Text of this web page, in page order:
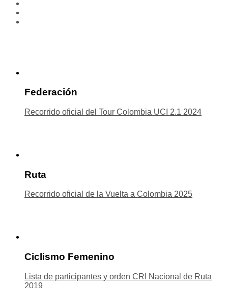
Federación
Recorrido oficial del Tour Colombia UCI 2.1 2024
Ruta
Recorrido oficial de la Vuelta a Colombia 2025
Ciclismo Femenino
Lista de participantes y orden CRI Nacional de Ruta
2019